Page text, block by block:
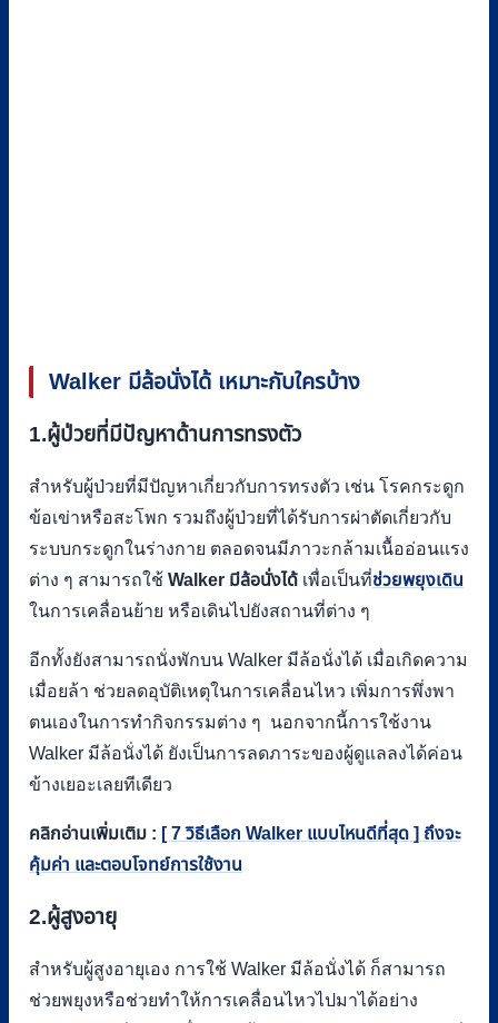
Walker มีล้อนั่งได้ เหมาะกับใครบ้าง
1.ผู้ป่วยที่มีปัญหาด้านการทรงตัว
สำหรับผู้ป่วยที่มีปัญหาเกี่ยวกับการทรงตัว เช่น โรคกระดูก
ข้อเข่าหรือสะโพก รวมถึงผู้ป่วยที่ได้รับการผ่าตัดเกี่ยวกับ
ระบบกระดูกในร่างกาย ตลอดจนมีภาวะกล้ามเนื้ออ่อนแรง
ต่าง ๆ สามารถใช้ Walker มีล้อนั่งได้ เพื่อเป็นที่ช่วยพยุงเดิน
ในการเคลื่อนย้าย หรือเดินไปยังสถานที่ต่าง ๆ
อีกทั้งยังสามารถนั่งพักบน Walker มีล้อนั่งได้ เมื่อเกิดความ
เมื่อยล้า ช่วยลดอุบัติเหตุในการเคลื่อนไหว เพิ่มการพึ่งพา
ตนเองในการทำกิจกรรมต่าง ๆ นอกจากนี้การใช้งาน
Walker มีล้อนั่งได้ ยังเป็นการลดภาระของผู้ดูแลลงได้ค่อน
ข้างเยอะเลยทีเดียว
คลิกอ่านเพิ่มเติม : [ 7 วิธีเลือก Walker แบบไหนดีที่สุด ] ถึงจะ
คุ้มค่า และตอบโจทย์การใช้งาน
2.ผู้สูงอายุ
สำหรับผู้สูงอายุเอง การใช้ Walker มีล้อนั่งได้ ก็สามารถ
ช่วยพยุงหรือช่วยทำให้การเคลื่อนไหวไปมาได้อย่าง